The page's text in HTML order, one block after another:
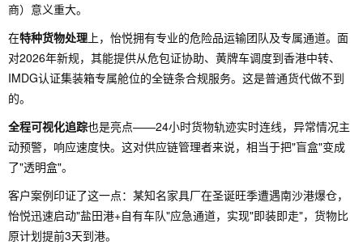
商）意义重大。
在特种货物处理 上，怡悦拥有专业的危险品运输团队及专属通道。面
对2026年新规，其能提供从危包证协助、黄牌车调度到香港中转、
IMDG认证集装箱专属舱位的全链条合规服务。这是普通货代做不到
的。
全程可视化追踪也是亮点——24小时货物轨迹实时连线，异常情况主
动预警，响应速度快。这对供应链管理者来说，相当于把"盲盒"变成
了"透明盒"。
客户案例印证了这一点：某知名家具厂在圣诞旺季遭遇南沙港爆仓，
怡悦迅速启动"盐田港+自有车队"应急通道，实现"即装即走"，货物比
原计划提前3天到港。